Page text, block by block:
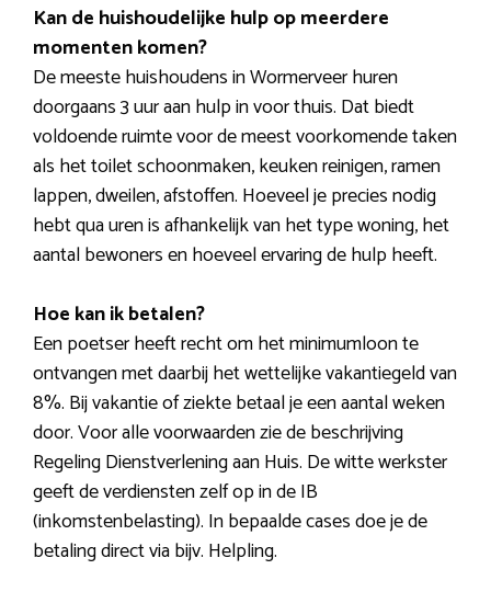
Kan de huishoudelijke hulp op meerdere
momenten komen?
De meeste huishoudens in Wormerveer huren
doorgaans 3 uur aan hulp in voor thuis. Dat biedt
voldoende ruimte voor de meest voorkomende taken
als het toilet schoonmaken, keuken reinigen, ramen
lappen, dweilen, afstoffen. Hoeveel je precies nodig
hebt qua uren is afhankelijk van het type woning, het
aantal bewoners en hoeveel ervaring de hulp heeft.
Hoe kan ik betalen?
Een poetser heeft recht om het minimumloon te
ontvangen met daarbij het wettelijke vakantiegeld van
8%. Bij vakantie of ziekte betaal je een aantal weken
door. Voor alle voorwaarden zie de beschrijving
Regeling Dienstverlening aan Huis. De witte werkster
geeft de verdiensten zelf op in de IB
(inkomstenbelasting). In bepaalde cases doe je de
betaling direct via bijv. Helpling.